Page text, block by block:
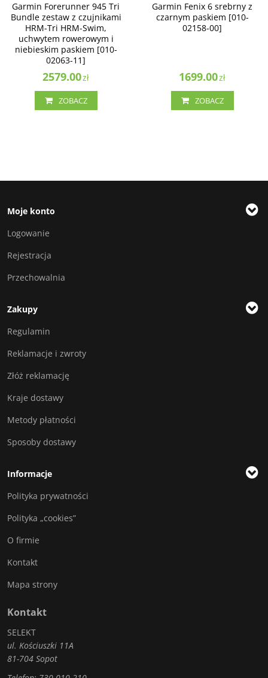
Garmin Forerunner 945 Tri
Bundle zestaw z czujnikami
HRM-Tri HRM-Swim,
uchwytem rowerowym i
niebieskim paskiem [010-
02063-11]
2579.00zł
ZOBACZ
Garmin Fenix 6 srebrny z
czarnym paskiem [010-
02158-00]
1699.00zł
ZOBACZ
Moje konto
Logowanie
Rejestracja
Przechowalnia
Zakupy
Regulamin
Reklamacje i zwroty
Złóż reklamację
Kraje dostawy
Metody płatności
Sposoby dostawy
Informacje
Polityka prywatności
Polityka „cookies”
O firmie
Kontakt
Mapa strony
Kontakt
SELEKT
ul. Kościuszki 11A
81-704 Sopot